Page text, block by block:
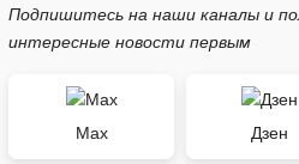
Подпишитесь на наши каналы и
интересные новости первым
Max Дзен